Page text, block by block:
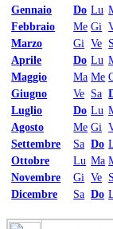
Gennaio
Do Lu
Febbraio
Me Gi
Marzo
Gi Ve
Aprile
Do Lu
Maggio
Ma Me
Giugno
Ve Sa
Luglio
Do Lu
Agosto
Me Gi
Settembre
Sa Do
Ottobre
Lu Ma
Novembre
Gi Ve
Dicembre
Sa Do